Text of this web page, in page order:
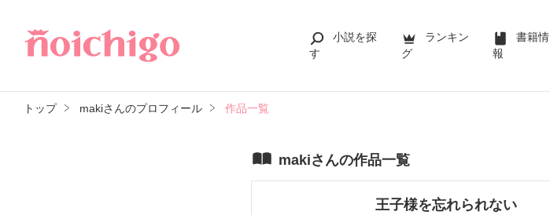
小説を探
す
ランキン
グ
書籍情
報
トップ makiさんのプロフィール 作品一覧
makiさんの作品一覧
王子様を忘れられない